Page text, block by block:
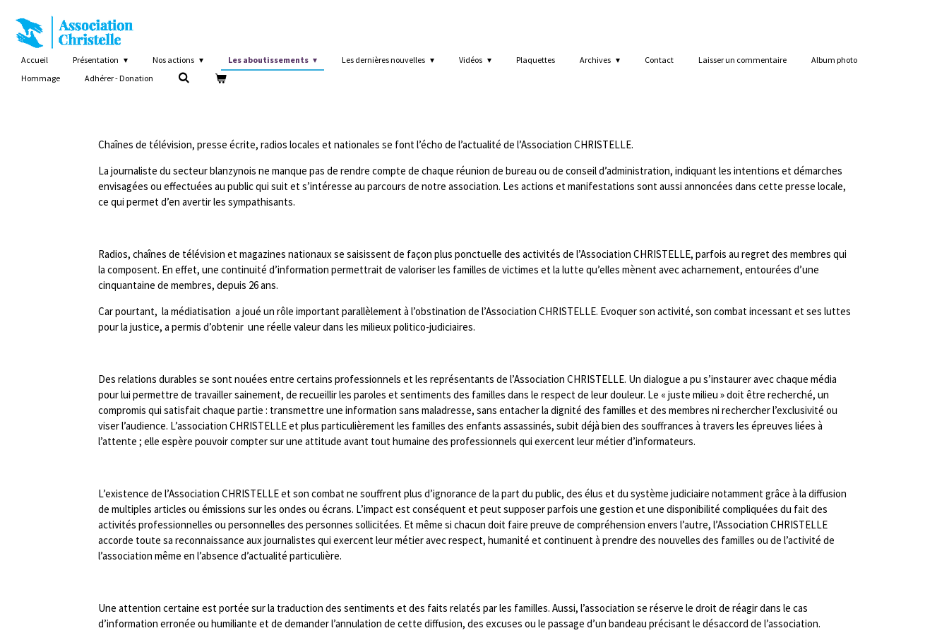
contenu
principal
Accueil Présentation Nos actions Les aboutissements Les dernières nouvelles Vidéos Plaquettes Archives Contact Laisser un commentaire
Album photo
Hommage
Adhérer - Donation
Chaînes de télévision, presse écrite, radios locales et nationales se font l’écho de l’actualité de l’Association CHRISTELLE.
La journaliste du secteur blanzynois ne manque pas de rendre compte de chaque réunion de bureau ou de conseil d’administration, indiquant les intentions et démarches
envisagées ou effectuées au public qui suit et s’intéresse au parcours de notre association. Les actions et manifestations sont aussi annoncées dans cette presse locale,
ce qui permet d’en avertir les sympathisants.
Radios, chaînes de télévision et magazines nationaux se saisissent de façon plus ponctuelle des activités de l’Association CHRISTELLE, parfois au regret des membres qui
la composent. En effet, une continuité d’information permettrait de valoriser les familles de victimes et la lutte qu’elles mènent avec acharnement, entourées d’une
cinquantaine de membres, depuis 26 ans.
Car pourtant, la médiatisation a joué un rôle important parallèlement à l’obstination de l’Association CHRISTELLE. Evoquer son activité, son combat incessant et ses luttes
pour la justice, a permis d’obtenir une réelle valeur dans les milieux politico-judiciaires.
Des relations durables se sont nouées entre certains professionnels et les représentants de l’Association CHRISTELLE. Un dialogue a pu s’instaurer avec chaque média
pour lui permettre de travailler sainement, de recueillir les paroles et sentiments des familles dans le respect de leur douleur. Le « juste milieu » doit être recherché, un
compromis qui satisfait chaque partie : transmettre une information sans maladresse, sans entacher la dignité des familles et des membres ni rechercher l’exclusivité ou
viser l’audience. L’association CHRISTELLE et plus particulièrement les familles des enfants assassinés, subit déjà bien des souffrances à travers les épreuves liées à
l’attente ; elle espère pouvoir compter sur une attitude avant tout humaine des professionnels qui exercent leur métier d’informateurs.
L’existence de l’Association CHRISTELLE et son combat ne souffrent plus d’ignorance de la part du public, des élus et du système judiciaire notamment grâce à la diffusion
de multiples articles ou émissions sur les ondes ou écrans. L’impact est conséquent et peut supposer parfois une gestion et une disponibilité compliquées du fait des
activités professionnelles ou personnelles des personnes sollicitées. Et même si chacun doit faire preuve de compréhension envers l’autre, l’Association CHRISTELLE
accorde toute sa reconnaissance aux journalistes qui exercent leur métier avec respect, humanité et continuent à prendre des nouvelles des familles ou de l’activité de
l’association même en l’absence d’actualité particulière.
Une attention certaine est portée sur la traduction des sentiments et des faits relatés par les familles. Aussi, l’association se réserve le droit de réagir dans le cas
d’information erronée ou humiliante et de demander l’annulation de cette diffusion, des excuses ou le passage d’un bandeau précisant le désaccord de l’association.